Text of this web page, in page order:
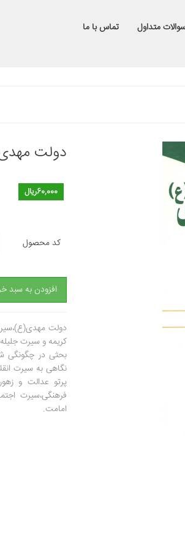
متداول تماس با ما
دولت
60,000ریال
کد محصول
افزودن به سبد
دولت
کریمه و سیرت
بحثی در چگونگی
نگاهی به سیرت
پرتو عدالت و
فرهنگی،سیرت
امامت.